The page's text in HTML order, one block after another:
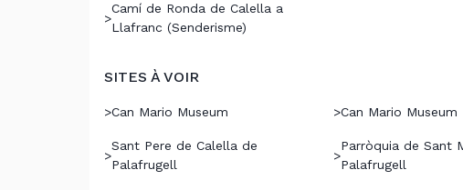
>
Camí de Ronda de Calella a
Llafranc (Senderisme)
SITES À VOIR
>Can Mario Museum >Can Mario Museum
>
Sant Pere de Calella de
Palafrugell
>
Parròquia de Sant
Palafrugell